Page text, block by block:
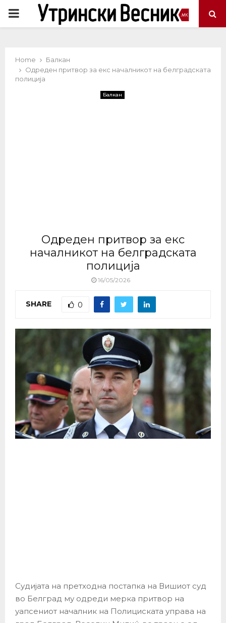
PRIMARY
Home
Балкан
Одреден притвор за екс началникот на белградската
полиција
Балкан
Одреден притвор за екс
началникот на белградската
полиција
16/05/2026
SHARE 0
Судијата на претходна постапка на Вишиот суд
во Белград му одреди мерка притвор на
уапсениот началник на Полициската управа на